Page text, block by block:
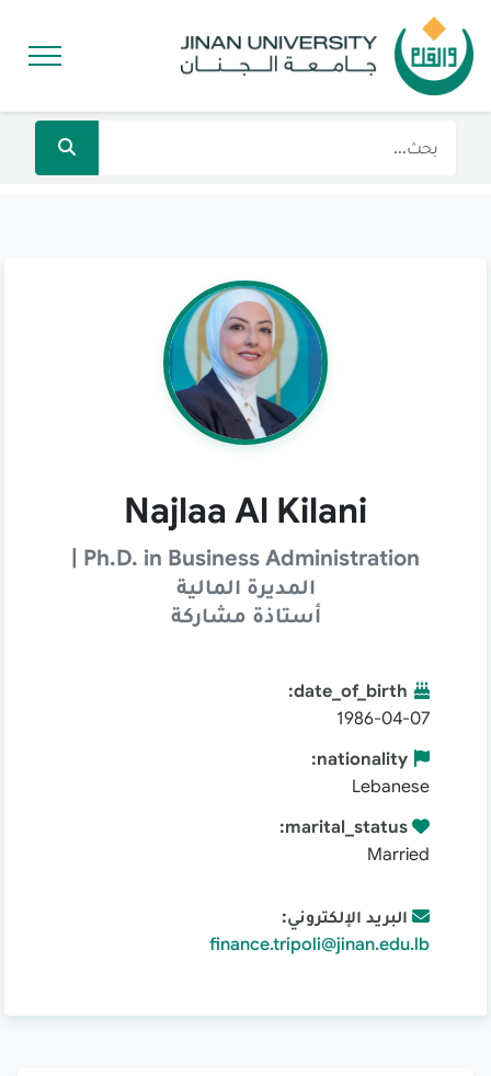
Najlaa Al Kilani
المديرة المالية
أستاذة مشاركة
date_of_birth
:
1986-04-07
nationality
:
Lebanese
marital_status
:
Married
البريد الإلكتروني:
finance.tripoli@jinan.edu.lb